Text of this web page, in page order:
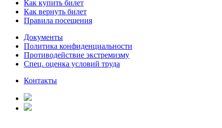
Как купить билет
Как вернуть билет
Правила посещения
Документы
Политика конфиденциальности
Противодействие экстремизму
Спец. оценка условий труда
Контакты